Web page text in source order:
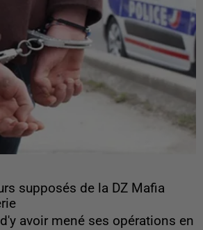
supposés de la DZ Mafia
avoir mené ses opérations en